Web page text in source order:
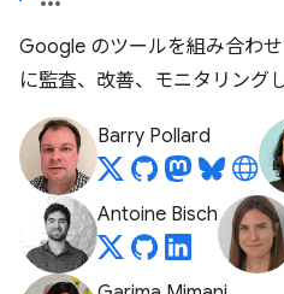
Google のツールを組み合わ
に監査、改善、モニタリングし
Barry Pollard
Antoine Bisch